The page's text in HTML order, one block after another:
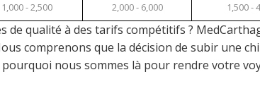
1,000 - 2,500 2,000 - 6,000 1,500 -
de qualité à des tarifs compétitifs ?
comprenons que la décision de subir une
nous sommes là pour rendre votre